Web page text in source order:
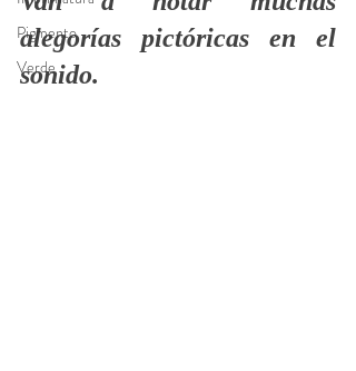
Pigmento
Verde
alegorías pictóricas en el
sonido.